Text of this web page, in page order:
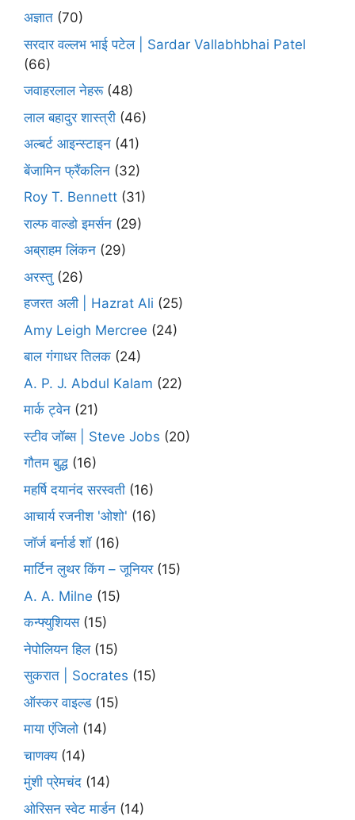
अज्ञात (70)
सरदार वल्लभ भाई पटेल | Sardar Vallabhbhai Patel
(66)
जवाहरलाल नेहरू(48)
लाल बहादुर शास्त्री (46)
अल्बर्ट आइन्स्टाइन (41)
बेंजामिन फ्रैंकलिन (32)
Roy T. Bennett (31)
राल्फ वाल्डो इमर्सन (29)
अब्राहम लिंकन (29)
अरस्तु (26)
हजरत अली | Hazrat Ali (25)
Amy Leigh Mercree (24)
बाल गंगाधर तिलक (24)
A. P. J. Abdul Kalam (22)
मार्क ट्वेन (21)
स्टीव जॉब्स | Steve Jobs (20)
गौतम बुद्ध (16)
महर्षि दयानंद सरस्वती (16)
आचार्य रजनीश 'ओशो' (16)
जॉर्ज बर्नार्ड शॉ(16)
मार्टिन लुथर किंग – जूनियर(15)
A. A. Milne (15)
कन्फ्युशियस(15)
नेपोलियन हिल(15)
सुकरात | Socrates (15)
ऑस्कर वाइल्ड(15)
माया एंजिलो (14)
चाणक्य(14)
मुंशी प्रेमचंद (14)
ओरिसन स्‍वेट मार्डन (14)